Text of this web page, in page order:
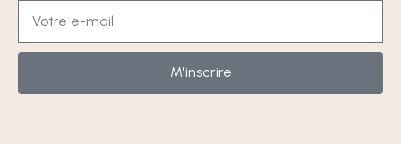
M'inscrire